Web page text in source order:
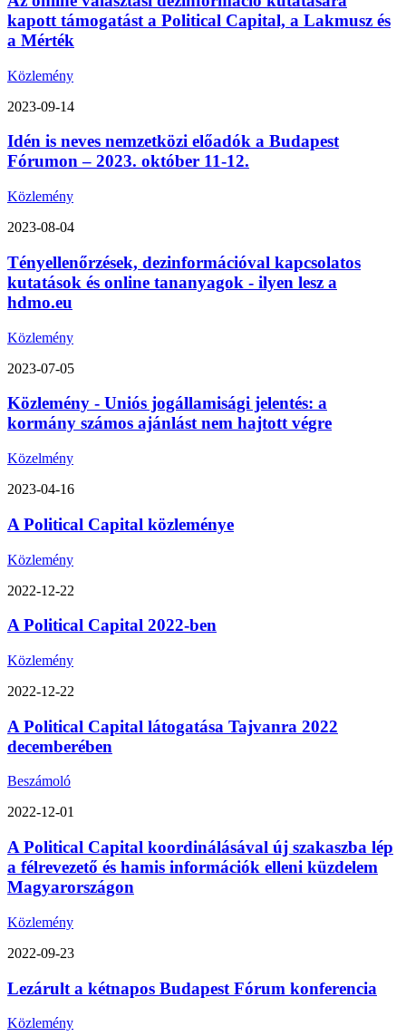
kapott támogatást a Political Capital, a Lakmusz és
a Mérték
Közlemény
2023-09-14
Idén is neves nemzetközi előadók a Budapest
Fórumon – 2023. október 11-12.
Közlemény
2023-08-04
Tényellenőrzések, dezinformációval kapcsolatos
kutatások és online tananyagok - ilyen lesz a
hdmo.eu
Közlemény
2023-07-05
Közlemény - Uniós jogállamisági jelentés: a
kormány számos ajánlást nem hajtott végre
Közelmény
2023-04-16
A Political Capital közleménye
Közlemény
2022-12-22
A Political Capital 2022-ben
Közlemény
2022-12-22
A Political Capital látogatása Tajvanra 2022
decemberében
Beszámoló
2022-12-01
A Political Capital koordinálásával új szakaszba lép
a félrevezető és hamis információk elleni küzdelem
Magyarországon
Közlemény
2022-09-23
Lezárult a kétnapos Budapest Fórum konferencia
Közlemény